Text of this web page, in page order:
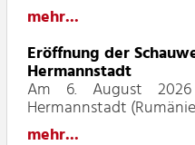
mehr...
Eröffnung der
Hermannstadt
Am 6. August
Hermannstadt
mehr...